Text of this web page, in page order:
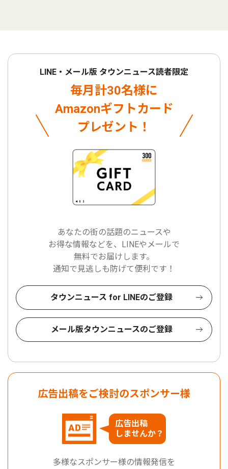
LINE・メール版 タウンニュース読者限定
毎月計30名様に
Amazonギフトカード
プレゼント！
あなたの街の話題のニュースや
お得な情報などを、LINEやメールで
無料でお届けします。
通知で見逃しも防げて便利です！
タウンニュース for LINEのご登録
メール版タウンニュースのご登録
広告出稿をご検討のスポンサー様
広告出稿
しませんか？
多様なスポンサー様の情報発信を